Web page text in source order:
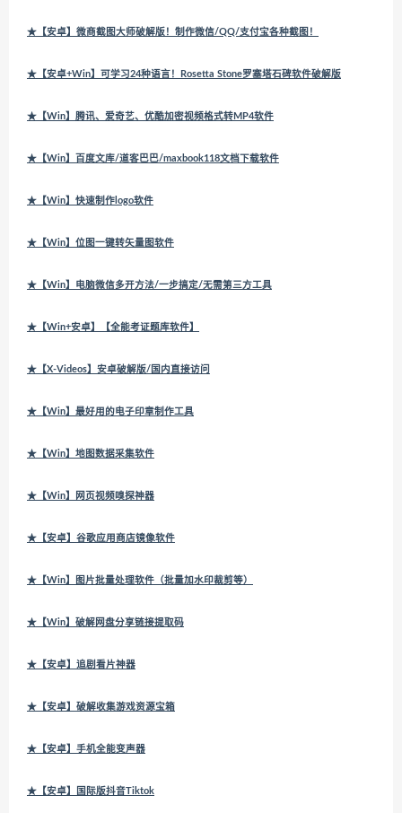
★【安卓】微商截图大师破解版！制作微信/QQ/支付宝各种截图！
★【安卓+Win】可学习24种语言！Rosetta Stone罗塞塔石碑软件破解版
★【Win】腾讯、爱奇艺、优酷加密视频格式转MP4软件
★【Win】百度文库/道客巴巴/maxbook118文档下载软件
★【Win】快速制作logo软件
★【Win】位图一键转矢量图软件
★【Win】电脑微信多开方法/一步搞定/无需第三方工具
★【Win+安卓】【全能考证题库软件】
★【X-Videos】安卓破解版/国内直接访问
★【Win】最好用的电子印章制作工具
★【Win】地图数据采集软件
★【Win】网页视频嗅探神器
★【安卓】谷歌应用商店镜像软件
★【Win】图片批量处理软件（批量加水印裁剪等）
★【Win】破解网盘分享链接提取码
★【安卓】追剧看片神器
★【安卓】破解收集游戏资源宝箱
★【安卓】手机全能变声器
★【安卓】国际版抖音Tiktok